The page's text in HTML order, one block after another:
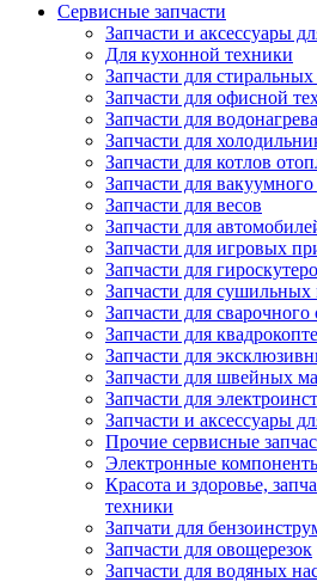
Сервисные запчасти
Запчасти и аксессуары
Для кухонной техники
Запчасти для
Запчасти для офисной
Запчасти для
Запчасти для
Запчасти для котлов
Запчасти для
Запчасти для весов
Запчасти для
Запчасти для игровых
Запчасти для
Запчасти для
Запчасти для
Запчасти для
Запчасти для
Запчасти для швейных
Запчасти для
Запчасти и аксессуары
Прочие сервисные
Электронные
Красота и здоровье,
техники
Запчати для
Запчасти для овощерезок
Запчасти для водяных